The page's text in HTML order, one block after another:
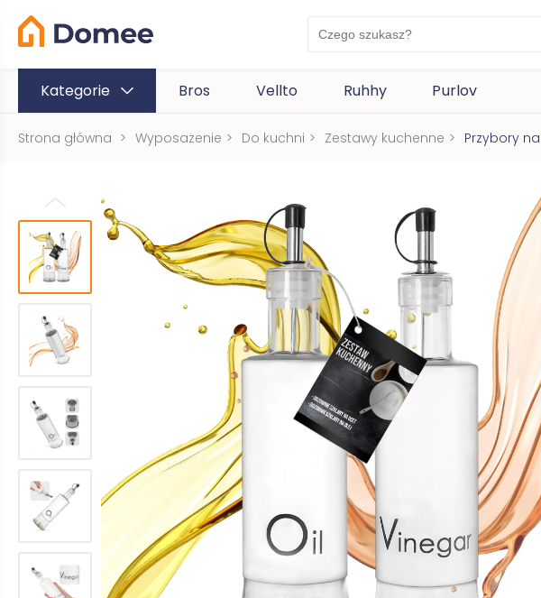
Kategorie Bros Vellto Ruhhy Purlov
Strona główna > Wyposażenie > Do kuchni > Zestawy kuchenne > Przybory